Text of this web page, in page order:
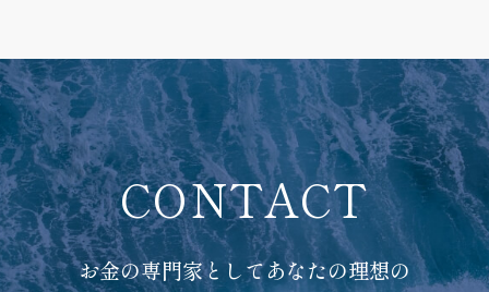
CONTACT
お金の専門家としてあなたの理想の